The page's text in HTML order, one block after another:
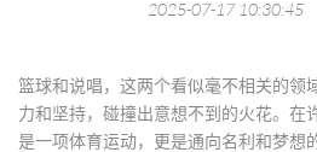
2025-07-17 10:30:45
篮球和说唱，这两个看似毫不相关的领
力和坚持，碰撞出意想不到的火花。在
是一项体育运动，更是通向名利和梦想